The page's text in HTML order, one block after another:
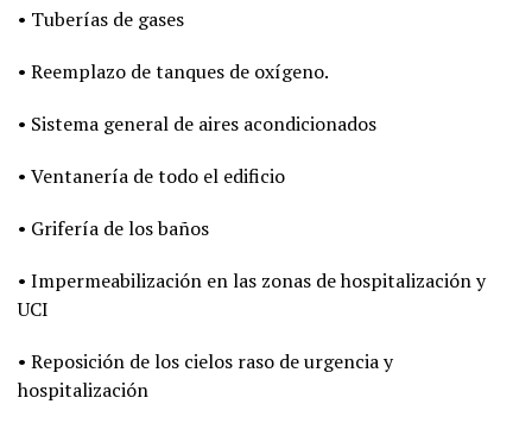
• Tuberías de gases
• Reemplazo de tanques de oxígeno.
• Sistema general de aires acondicionados
• Ventanería de todo el edificio
• Grifería de los baños
• Impermeabilización en las zonas de hospitalización y
UCI
• Reposición de los cielos raso de urgencia y
hospitalización